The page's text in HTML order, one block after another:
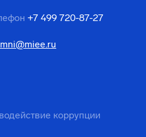
+7 499 720-87-27
коррупции